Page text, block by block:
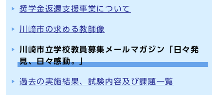
奨学金返還支援事業について
川崎市の求める教師像
川崎市立学校教員募集メールマガジン「日々発
見、日々感動。」
過去の実施結果、試験内容及び課題一覧